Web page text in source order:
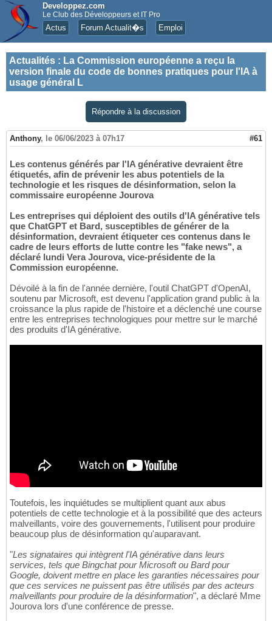
Developpez.com
Le Club des Développeurs et IT Pro
Actus Forum Actualit�s Emploi
Actualités : La Commission européenne a reçu la
version finale du code de bonnes pratiques pour l'IA à
usage général L
Répondre à la discussion
Anthony, le 06/06/2023 à 07h17 #61
Les contenus générés par l'IA générative devraient être
étiquetés, afin de prévenir les abus potentiels de la
technologie et les risques de désinformation, selon la
commissaire européenne Jourova
Les entreprises qui déploient des outils d'IA générative tels
que ChatGPT et Bard, susceptibles de générer de la
désinformation, devraient étiqueter ces contenus dans le
cadre de leurs efforts de lutte contre les "fake news", a
déclaré lundi Vera Jourova, vice-présidente de la
Commission européenne.
Dévoilé à la fin de l'année dernière, l'outil ChatGPT d'OpenAI,
soutenu par Microsoft, est devenu l'application grand public à la
croissance la plus rapide de l'histoire et a déclenché une course
entre les entreprises technologiques pour mettre sur le marché
des produits d'IA générative.
Toutefois, les inquiétudes se multiplient quant aux abus
potentiels de cette technologie et à la possibilité que des acteurs
malveillants, voire des gouvernements, l'utilisent pour produire
beaucoup plus de désinformation qu'auparavant.
"Les signataires qui intègrent l'IA générative dans leurs
services, tels que Bingchat pour Microsoft ou Bard pour
Google, doivent mettre en place les garanties nécessaires pour
que ces services ne puissent pas être utilisés par des acteurs
malveillants pour produire de la désinformation", a déclaré Mme
Jourova lors d'une conférence de presse.